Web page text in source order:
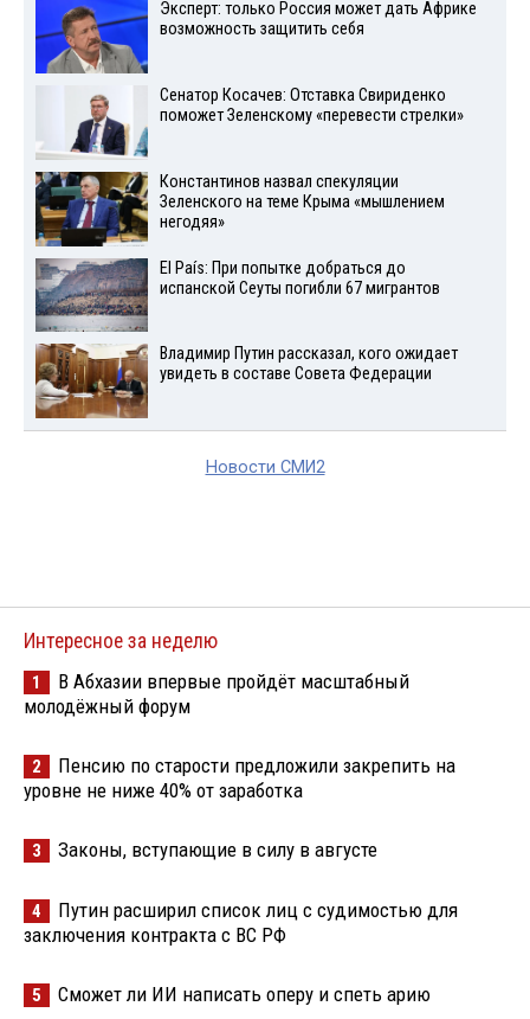
Эксперт: только Россия может дать Африке
возможность защитить себя
Сенатор Косачев: Отставка Свириденко
поможет Зеленскому «перевести стрелки»
Константинов назвал спекуляции
Зеленского на теме Крыма «мышлением
негодяя»
El País: При попытке добраться до
испанской Сеуты погибли 67 мигрантов
Владимир Путин рассказал, кого ожидает
увидеть в составе Совета Федерации
Новости СМИ2
Интересное за неделю
1
В Абхазии впервые пройдёт масштабный
молодёжный форум
2
Пенсию по старости предложили закрепить на
уровне не ниже 40% от заработка
3 Законы, вступающие в силу в августе
4
Путин расширил список лиц с судимостью для
заключения контракта с ВС РФ
5 Сможет ли ИИ написать оперу и спеть арию